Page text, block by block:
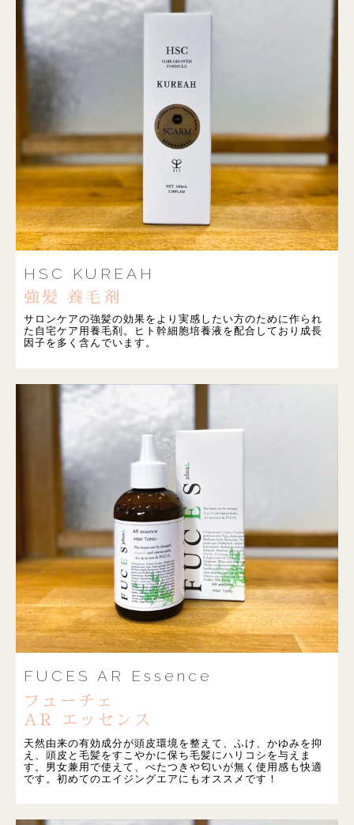
HSC KUREAH
強髪 養毛剤
サロンケアの強髪の効果をより実感したい方のために作られ
た自宅ケア用養毛剤。ヒト幹細胞培養液を配合しており成長
因子を多く含んでいます。
FUCES AR Essence
フューチェ
AR エッセンス
天然由来の有効成分が頭皮環境を整えて、ふけ、かゆみを抑
え、頭皮と毛髪をすこやかに保ち毛髪にハリコシを与えま
す。男女兼用で使えて、べたつきや匂いが無く使用感も快適
です。初めてのエイジングエアにもオススメです！